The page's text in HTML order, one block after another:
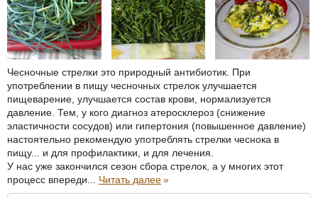
Чесночные стрелки это природный антибиотик. При
употреблении в пищу чесночных стрелок улучшается
пищеварение, улучшается состав крови, нормализуется
давление. Тем, у кого диагноз атеросклероз (снижение
эластичности сосудов) или гипертония (повышенное давление)
настоятельно рекомендую употреблять стрелки чеснока в
пищу... и для профилактики, и для лечения.
У нас уже закончился сезон сбора стрелок, а у многих этот
процесс впереди... Читать далее»